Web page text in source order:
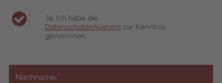
Ja, Ich habe die
Datenschutzerklärung zur Kenntnis
genommen.
Nachname:*